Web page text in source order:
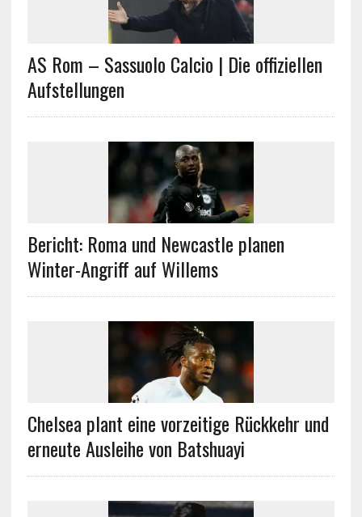
AS Rom – Sassuolo Calcio | Die offiziellen
Aufstellungen
Bericht: Roma und Newcastle planen
Winter-Angriff auf Willems
Chelsea plant eine vorzeitige Rückkehr und
erneute Ausleihe von Batshuayi